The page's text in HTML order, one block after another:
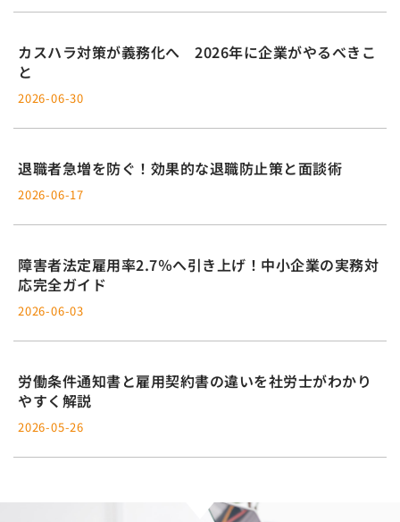
カスハラ対策が義務化へ 2026年に企業がやるべきこ
と
2026-06-30
退職者急増を防ぐ！効果的な退職防止策と面談術
2026-06-17
障害者法定雇用率2.7％へ引き上げ！中小企業の実務対
応完全ガイド
2026-06-03
労働条件通知書と雇用契約書の違いを社労士がわかり
やすく解説
2026-05-26